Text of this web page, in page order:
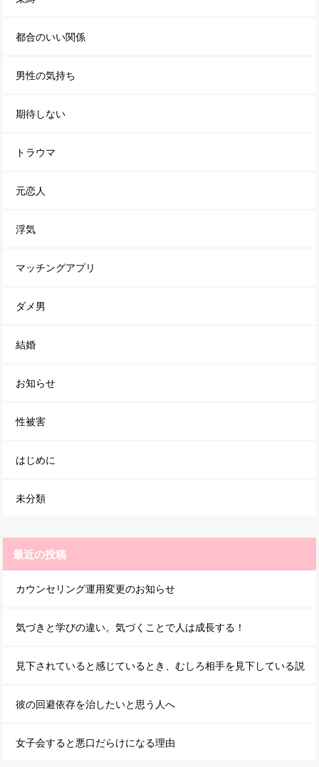
都合のいい関係
男性の気持ち
期待しない
トラウマ
元恋人
浮気
マッチングアプリ
ダメ男
結婚
お知らせ
性被害
はじめに
未分類
最近の投稿
カウンセリング運用変更のお知らせ
気づきと学びの違い。気づくことで人は成長する！
見下されていると感じているとき、むしろ相手を見下している説
彼の回避依存を治したいと思う人へ
女子会すると悪口だらけになる理由